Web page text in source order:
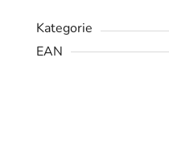
Kategorie
EAN